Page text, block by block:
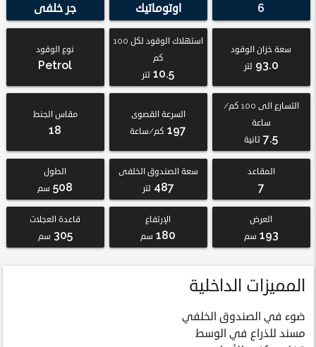
6 اوتوماتيك جر خلفى
سعة خزان الوقود
93.0 لتر
استهلاك الوقود لكل 100
كم
10.5 لتر
نوع الوقود
Petrol
التسارع الى 100 كم/
ساعة
7.5 ثانية
السرعة القصوى
197 كم/ساعة
مقاس الجنط
18
المقاعد
7
سعة الصندوق الخلفى
487 لتر
الطول
508 سم
العرض
193 سم
الإرتفاع
180 سم
قاعدة العجلات
305 سم
المميزات الداخلية
ضوء في الصندوق الخلفي
مسند للذراع في الوسط